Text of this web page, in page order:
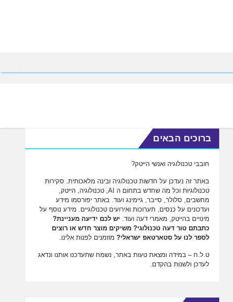
ברוכים הבאים
חובבי טכנולוגיה ואנשי הייטק?
באתר זה נעדכן על חדשות טכנולוגיה ובינה מלאכותית. סקירות
טכנולוגיות וכל מה שחדש בתחום ה AI, טכנולוגיה, הייטק,
מחשבים, סלולר, סייבר, גיימינג ועוד. באתר יפורסמו מידע
ועדכונים על כנסים, תערוכות ואירועים טכנולוגיים. מידע נוסף על
מינויים בהייטק, מאמרי דעה ועוד. יש לכם ידיעה מעניינת?
כתבתם טור דעה טכנולוגי? משיקים מוצר חדש או רוצים
לספר לנו על סטארטאפ ישראלי? מוזמנים לפנות אלינו.
ט.ל.ח – במידה ומצאת טעות באתר, נשמח שתעדכנו אותנו ונדאג
לעדכן ולשנות בהקדם.